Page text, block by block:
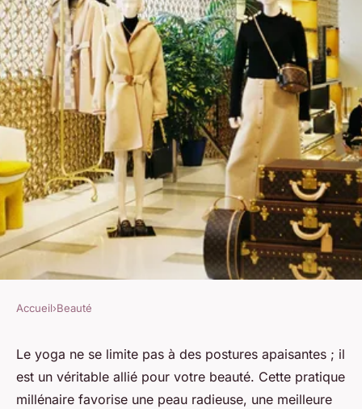
Comment le yoga peut
améliorer votre beauté ?
Accueil›Beauté
Le yoga ne se limite pas à des postures apaisantes ; il
est un véritable allié pour votre beauté. Cette pratique
millénaire favorise une peau radieuse, une meilleure